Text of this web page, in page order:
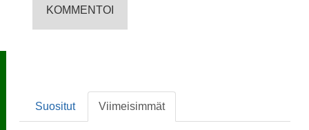
Suositut Viimeisimmät